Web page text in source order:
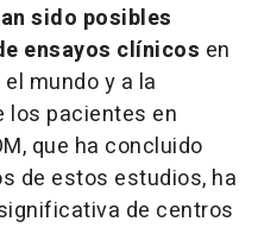
sido posibles
ensayos clínicos en
mundo y a la
los pacientes en
que ha concluido
de estos estudios, ha
de centros